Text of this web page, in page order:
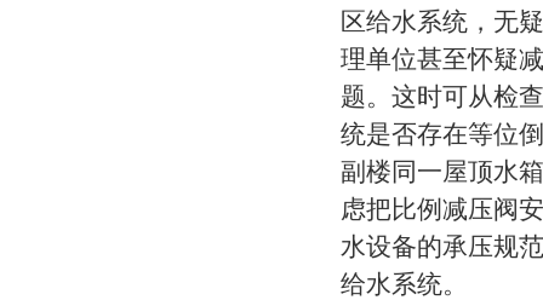
区给水系统，无
理单位甚至怀疑
题。这时可从检
统是否存在等位
副楼同一屋顶水
虑把比例减压阀
水设备的承压规
给水系统。